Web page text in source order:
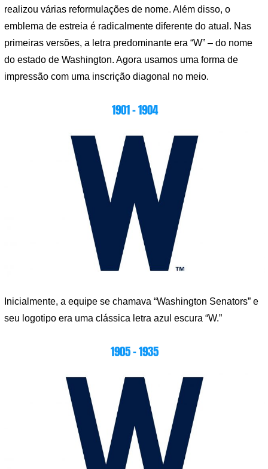
realizou várias reformulações de nome. Além disso, o
emblema de estreia é radicalmente diferente do atual. Nas
primeiras versões, a letra predominante era “W” – do nome
do estado de Washington. Agora usamos uma forma de
impressão com uma inscrição diagonal no meio.
1901 – 1904
Inicialmente, a equipe se chamava “Washington Senators” e
seu logotipo era uma clássica letra azul escura “W.”
1905 – 1935